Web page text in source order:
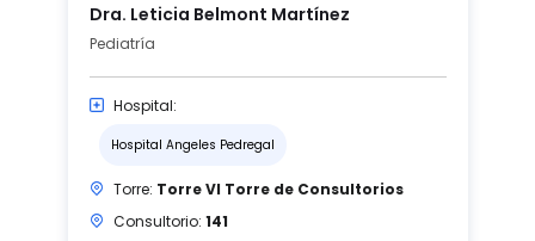
Dra. Leticia Belmont Martínez
Pediatría
Hospital:
Hospital Angeles Pedregal
Torre: Torre VI Torre de Consultorios
Consultorio: 141